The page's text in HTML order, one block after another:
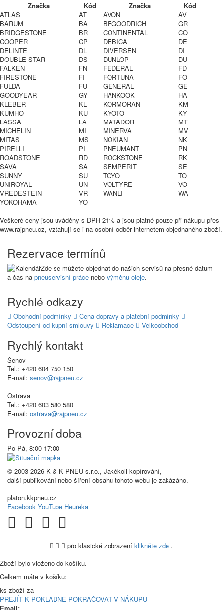
Značka
Kód Značka
Kód
ATLAS
AT AVON
AV
BARUM
BA BFGOODRICH
GR
BRIDGESTONE
BR CONTINENTAL
CO
COOPER
CP DEBICA
DE
DELINTE
DL DIVERSEN
DI
DOUBLE STAR
DS DUNLOP
DU
FALKEN
FN FEDERAL
FD
FIRESTONE
FI FORTUNA
FO
FULDA
FU GENERAL
GE
GOODYEAR
GY HANKOOK
HA
KLEBER
KL KORMORAN
KM
KUMHO
KU KYOTO
KY
LASSA
LA MATADOR
MT
MICHELIN
MI MINERVA
MV
MITAS
MS NOKIAN
NK
PIRELLI
PI PNEUMANT
PN
ROADSTONE
RD ROCKSTONE
RK
SAVA
SA SEMPERIT
SE
SUNNY
SU TOYO
TO
UNIROYAL
UN VOLTYRE
VO
VREDESTEIN
VR WANLI
WA
YOKOHAMA
YO
Veškeré ceny jsou uváděny s DPH 21% a jsou platné pouze při nákupu přes
www.rajpneu.cz, vztahují se i na osobní odběr internetem objednaného zboží.
Rezervace termínů
Zde se můžete objednat do našich servisů na přesné datum
a čas na pneuservisní práce nebo výměnu oleje.
Rychlé odkazy
Obchodní podmínky
Cena dopravy a platební podmínky
Odstoupení od kupní smlouvy
Reklamace Velkoobchod
Rychlý kontakt
Šenov
Tel.: +420 604 750 150
E-mail: senov@rajpneu.cz
Ostrava
Tel.: +420 603 580 580
E-mail: ostrava@rajpneu.cz
Provozní doba
Po-Pá, 8:00-17:00
© 2003-2026 K & K PNEU s.r.o., Jakékoli kopírování,
další publikování nebo šíření obsahu tohoto webu je zakázáno.
platon.kkpneu.cz
Facebook YouTube Heureka
pro klasické zobrazení klikněte zde.
Zboží bylo vloženo do košíku.
Celkem máte v košíku:
ks zboží za
PŘEJÍT K POKLADNĚ POKRAČOVAT V NÁKUPU
Email: